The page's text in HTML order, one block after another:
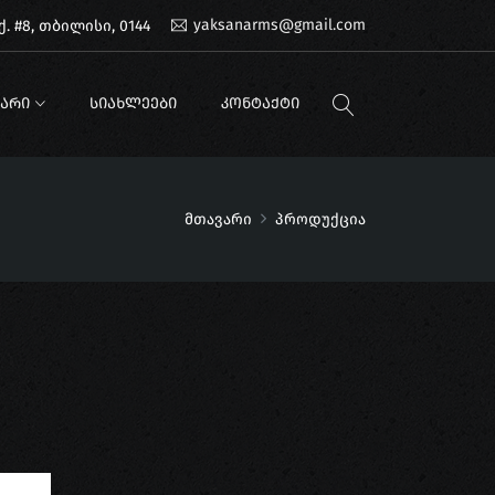
#8, თბილისი, 0144 yaksanarms@gmail.com
ᲡᲘᲐᲮᲚᲔᲔᲑᲘ ᲙᲝᲜᲢᲐᲥᲢᲘ
მთავარი პროდუქცია